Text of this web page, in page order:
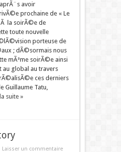
avoir
prochaine de « Le
la soirÃ©e de
toute nouvelle
porteuse de
; dÃ©sormais nous
mÃªme soirÃ©e ainsi
au global au travers
ces derniers
Guillaume Tatu,
suite »
Laisser un commentaire